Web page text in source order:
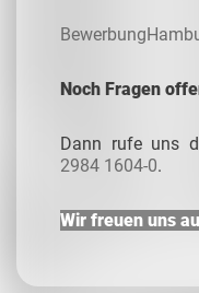
Noch Fragen
Dann rufe uns
2984 1604-0.
Wir freuen uns